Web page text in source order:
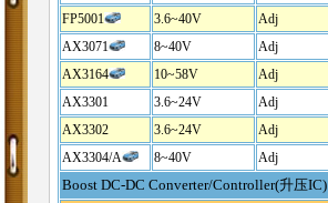
FP5001
3.6~40V Adj
AX3071
8~40V Adj
AX3164
10~58V Adj
AX3301
3.6~24V Adj
AX3302
3.6~24V Adj
AX3304/A
8~40V Adj
Boost DC-DC Converter/Controller(升压IC)